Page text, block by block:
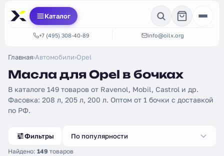
Каталог
+7 (495) 308-40-89 info@oilx.org
Главная›Автомобили›Opel
Масла для Opel в бочках
В каталоге 149 товаров от Ravenol, Mobil, Castrol и др.
Фасовка: 208 л, 205 л, 200 л. Оптом от 1 бочки с доставкой
по РФ.
Фильтры
Найдено: 149 товаров
По популярности